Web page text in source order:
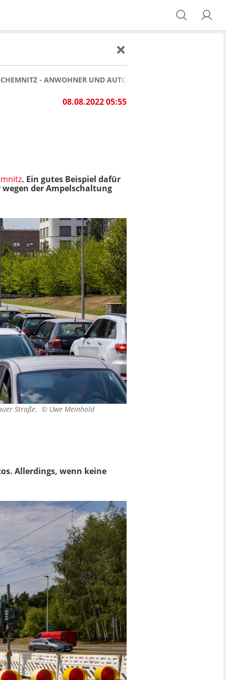
- ANWOHNER UND AUTOFAHRER SIND SAUER
08.08.2022 05:55
. Ein gutes Beispiel dafür
der Ampelschaltung
Straße. © Uwe Meinhold
Allerdings, wenn keine